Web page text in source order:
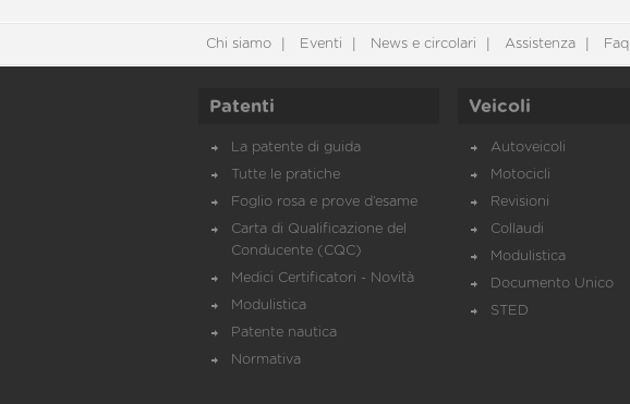
Chi siamo Eventi News e circolari Assistenza Faq
Patenti
La patente di guida
Tutte le pratiche
Foglio rosa e prove d’esame
Carta di Qualificazione del
Conducente (CQC)
Medici Certificatori - Novità
Modulistica
Patente nautica
Normativa
Veicoli
Autoveicoli
Motocicli
Revisioni
Collaudi
Modulistica
Documento Unico
STED